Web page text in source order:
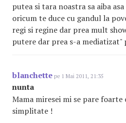
putea si tara noastra sa aiba
oricum te duce cu gandul la
regi si regine dar prea mult
putere dar prea s-a mediatizat"
blanchette pe 1 Mai 2011, 21:35
nunta
Mama miresei mi se pare
simplitate !